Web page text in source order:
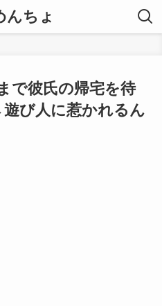
んちょ
で彼氏の帰宅を待
び人に惹かれるん